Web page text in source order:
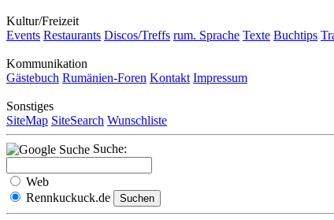
Kultur/Freizeit
Events Restaurants Discos/Treffs rum. Sprache Texte Buchtips
Kommunikation
Gästebuch Rumänien-Foren Kontakt Impressum
Sonstiges
SiteMap SiteSearch Wunschliste
Suche:
Web
Rennkuckuck.de